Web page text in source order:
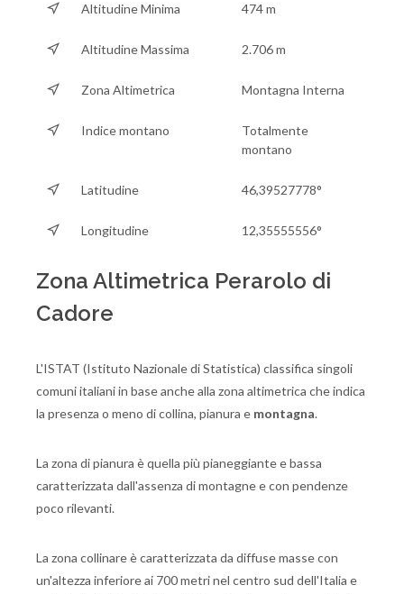
Altitudine Minima 474 m
Altitudine Massima 2.706 m
Zona Altimetrica Montagna Interna
Indice montano
Totalmente
montano
Latitudine 46,39527778°
Longitudine 12,35555556°
Zona Altimetrica Perarolo di
Cadore
L'ISTAT (Istituto Nazionale di Statistica) classifica singoli
comuni italiani in base anche alla zona altimetrica che indica
la presenza o meno di collina, pianura e montagna.
La zona di pianura è quella più pianeggiante e bassa
caratterizzata dall'assenza di montagne e con pendenze
poco rilevanti.
La zona collinare è caratterizzata da diffuse masse con
un'altezza inferiore ai 700 metri nel centro sud dell'Italia e